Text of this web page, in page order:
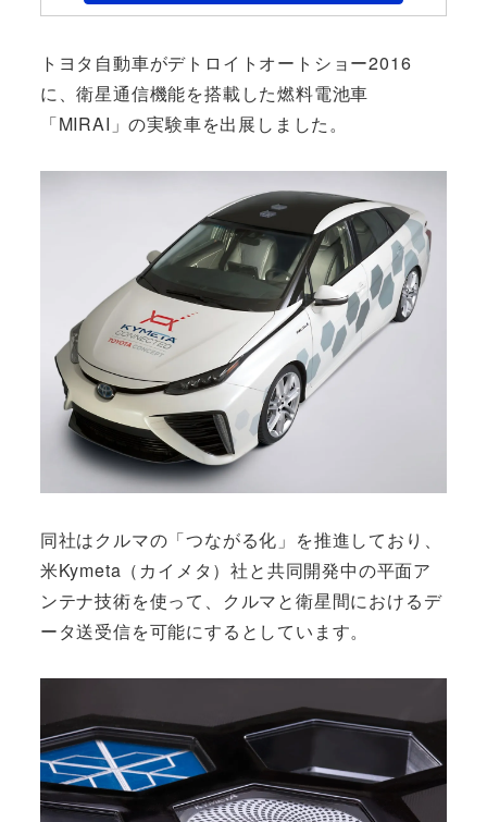
トヨタ自動車がデトロイトオートショー2016
に、衛星通信機能を搭載した燃料電池車
「MIRAI」の実験車を出展しました。
同社はクルマの「つながる化」を推進しており、
米Kymeta（カイメタ）社と共同開発中の平面ア
ンテナ技術を使って、クルマと衛星間におけるデ
ータ送受信を可能にするとしています。